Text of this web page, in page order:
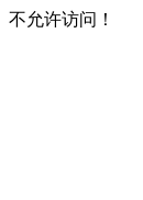
不允许访问！